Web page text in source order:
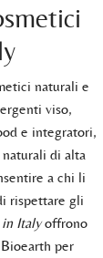
naturali e
viso,
e integratori,
di alta
a chi li
rispettare gli
Italyoffrono
per